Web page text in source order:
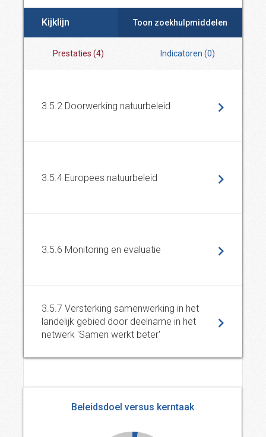
Kijklijn Toon zoekhulpmiddelen
Prestaties (4) Indicatoren (0)
3.5.2 Doorwerking natuurbeleid
3.5.4 Europees natuurbeleid
3.5.6 Monitoring en evaluatie
3.5.7 Versterking samenwerking in het
landelijk gebied door deelname in het
netwerk 'Samen werkt beter'
Beleidsdoel versus kerntaak